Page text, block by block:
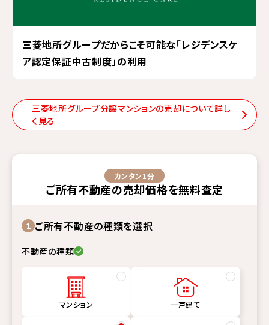
三菱地所グループだからこそ可能な「レジデンスケ
ア認定保証中古制度」の利用
三菱地所グループ分譲マンションの売却について詳し
く見る
カンタン1分
ご所有不動産の売却価格を無料査定
1 ご所有不動産の種類を選択
不動産の種類
マンション 一戸建て